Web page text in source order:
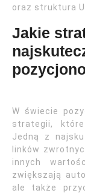
oraz struktura
Jakie
W świecie
strategii,
Jedną z
linków
innych
zwiększają
ale także